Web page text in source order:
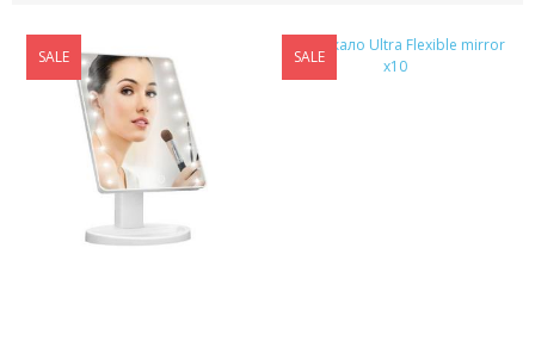
КОСМЕТИКА BIOAQUA
УХОД ЗА РУКАМИ И НОГАМИ
УХОД ЗА ТЕЛОМ
SALE SALE